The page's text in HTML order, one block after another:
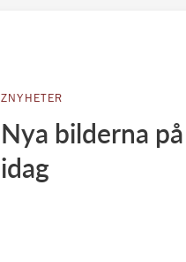
ZNYHETER
Nya bilderna
idag